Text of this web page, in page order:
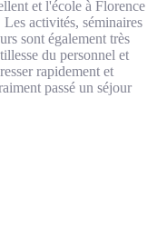
et l'école à Florence
activités, séminaires
sont également très
du personnel et
rapidement et
passé un séjour